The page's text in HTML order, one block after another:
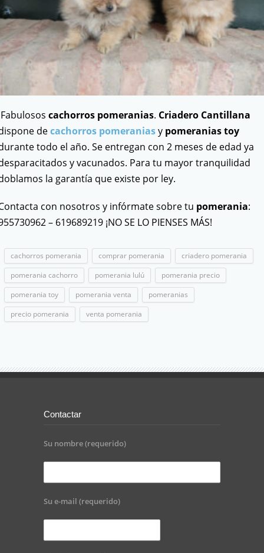
cachorros pomeranias. Criadero Cantillana
decachorros pomeraniasy pomeranias toy
todo el año. Se entregan con 2 meses de edad ya
y vacunados. Para tu mayor tranquilidad
la garantía que existe por ley.
con nosotros y infórmate sobre tu pomerania:
– 619689219 ¡NO SE LO PIENSES MÁS!
cachorros pomerania comprar pomerania
criadero pomerania
pomerania cachorro
pomerania lulú
pomerania precio
pomerania toy
pomerania venta
pomeranias
precio pomerania
venta pomerania
Contactar
Su nombre (requerido)
Su e-mail (requerido)